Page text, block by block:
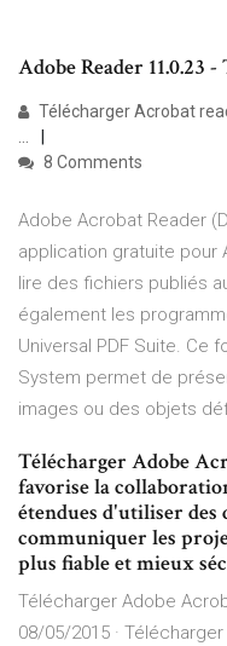
Adobe Reader 11.0.23
Télécharger Acrobat
...
8 Comments
Adobe Acrobat Reader
application gratuite pour
lire des fichiers publiés
également les
Universal PDF Suite. Ce
System permet de
images ou des objets
Télécharger Adobe
favorise la
étendues d'utiliser des
communiquer les
plus fiable et mieux
Télécharger Adobe
08/05/2015 ·